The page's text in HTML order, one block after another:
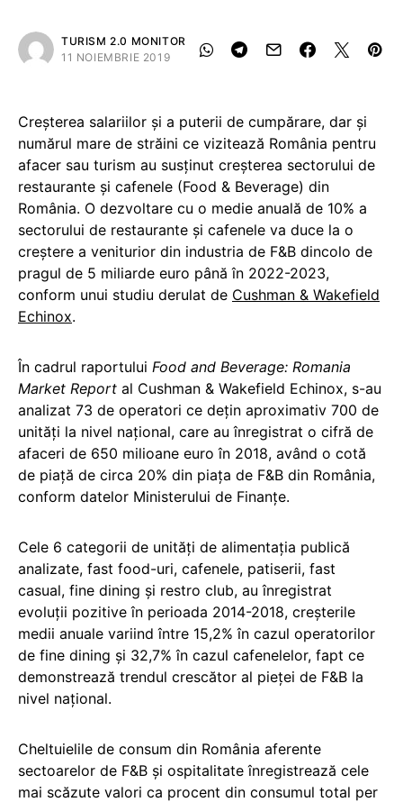
TURISM 2.0 MONITOR
11 NOIEMBRIE 2019
Creșterea salariilor și a puterii de cumpărare, dar și
numărul mare de străini ce vizitează România pentru
afacer sau turism au susținut creșterea sectorului de
restaurante şi cafenele (Food & Beverage) din
România. O dezvoltare cu o medie anuală de 10% a
sectorului de restaurante și cafenele va duce la o
creștere a veniturior din industria de F&B dincolo de
pragul de 5 miliarde euro până în 2022-2023,
conform unui studiu derulat de Cushman & Wakefield
Echinox.
În cadrul raportului Food and Beverage: Romania
Market Report al Cushman & Wakefield Echinox, s-au
analizat 73 de operatori ce deţin aproximativ 700 de
unități la nivel naţional, care au înregistrat o cifră de
afaceri de 650 milioane euro în 2018, având o cotă
de piaţă de circa 20% din piața de F&B din România,
conform datelor Ministerului de Finanțe.
Cele 6 categorii de unități de alimentația publică
analizate, fast food-uri, cafenele, patiserii, fast
casual, fine dining și restro club, au înregistrat
evoluţii pozitive în perioada 2014-2018, creşterile
medii anuale variind între 15,2% în cazul operatorilor
de fine dining şi 32,7% în cazul cafenelelor, fapt ce
demonstrează trendul crescător al pieţei de F&B la
nivel naţional.
Cheltuielile de consum din România aferente
sectoarelor de F&B şi ospitalitate înregistrează cele
mai scăzute valori ca procent din consumul total per